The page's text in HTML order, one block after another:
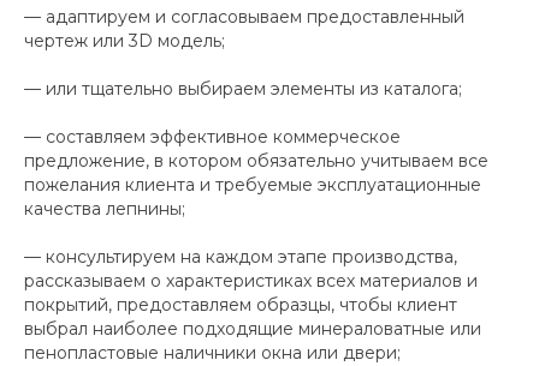
— адаптируем и согласовываем предоставленный
чертеж или 3D модель;
— или тщательно выбираем элементы из каталога;
— составляем эффективное коммерческое
предложение, в котором обязательно учитываем все
пожелания клиента и требуемые эксплуатационные
качества лепнины;
— консультируем на каждом этапе производства,
рассказываем о характеристиках всех материалов и
покрытий, предоставляем образцы, чтобы клиент
выбрал наиболее подходящие минераловатные или
пенопластовые наличники окна или двери;